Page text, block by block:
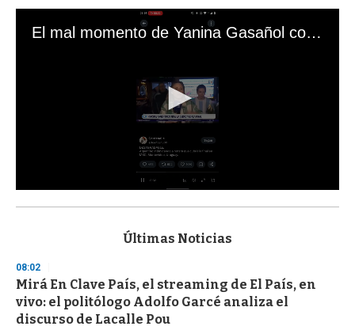
El mal momento de Yanina Gasañol con un hincha argentino en "Subrayado"
s
d
s
o
f
3
Últimas Noticias
08:02
Mirá En Clave País, el streaming de El País, en
vivo: el politólogo Adolfo Garcé analiza el
discurso de Lacalle Pou